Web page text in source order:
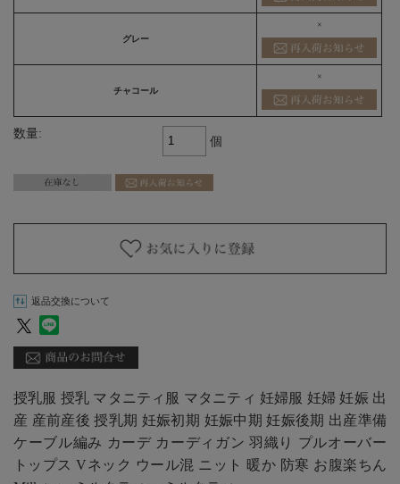
グレー
×
チャコール
×
数量:
個
返品交換について
授乳服 授乳 マタニティ服 マタニティ 妊婦服 妊婦 妊娠 出
産 産前産後 授乳期 妊娠初期 妊娠中期 妊娠後期 出産準備
ケーブル編み カーデ カーディガン 羽織り プルオーバー
トップス Vネック ウール混 ニット 暖か 防寒 お腹楽ちん